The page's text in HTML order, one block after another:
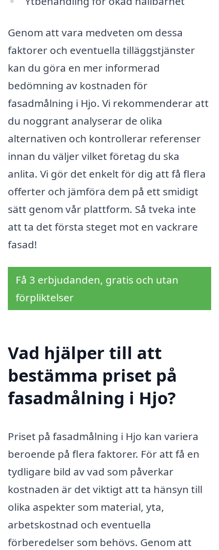
Genom att vara medveten om dessa
faktorer och eventuella tilläggstjänster
kan du göra en mer informerad
bedömning av kostnaden för
fasadmålning i Hjo. Vi rekommenderar att
du noggrant analyserar de olika
alternativen och kontrollerar referenser
innan du väljer vilket företag du ska
anlita. Vi gör det enkelt för dig att få flera
offerter och jämföra dem på ett smidigt
sätt genom vår plattform. Så tveka inte
att ta det första steget mot en vackrare
fasad!
Få 3 erbjudanden, gratis och utan
förpliktelser
Vad hjälper till att
bestämma priset på
fasadmålning i Hjo?
Priset på fasadmålning i Hjo kan variera
beroende på flera faktorer. För att få en
tydligare bild av vad som påverkar
kostnaden är det viktigt att ta hänsyn till
olika aspekter som material, yta,
arbetskostnad och eventuella
förberedelser som behövs. Genom att